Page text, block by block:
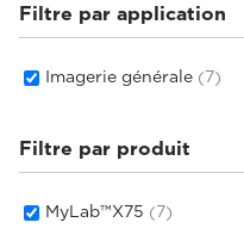
Filtre par application
Imagerie générale (7)
Filtre par produit
MyLab™X75 (7)